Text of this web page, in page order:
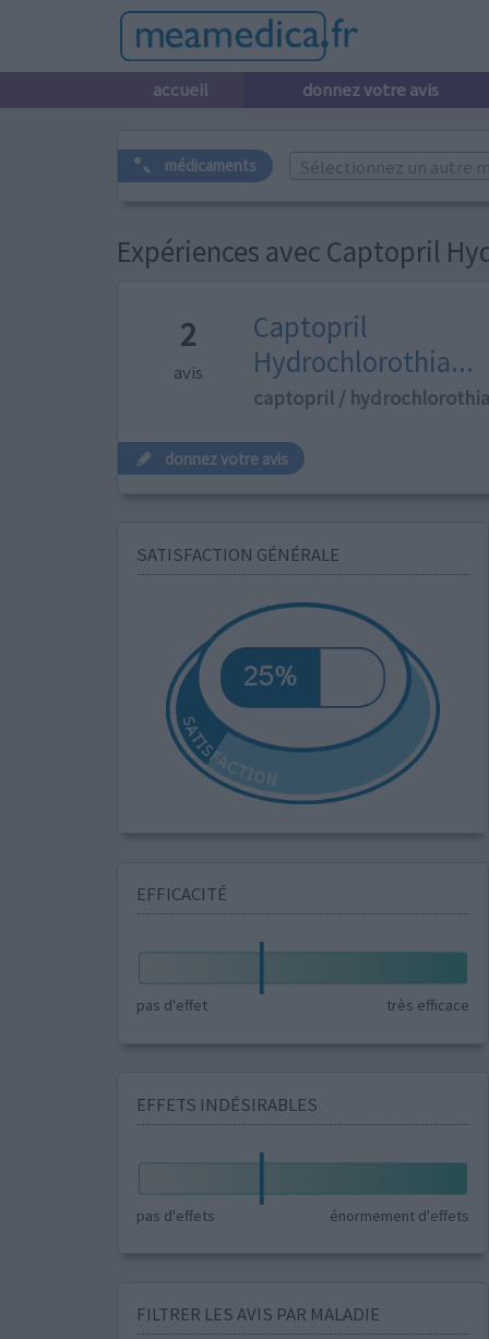
accueil donnez votre avis
médicaments Sélectionnez un autre
Expériences avec Captopril
2
avis
Captopril
Hydrochlorothia...
captopril /
donnez votre avis
SATISFACTION GÉNÉRALE
EFFICACITÉ
pas d'effet très efficace
EFFETS INDÉSIRABLES
pas d'effets énormement d'effets
FILTRER LES AVIS PAR MALADIE